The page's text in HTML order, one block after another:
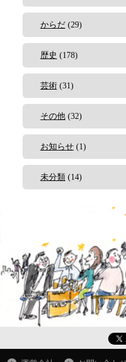
からだ(29)
歴史 (178)
芸術(31)
その他(32)
お知らせ(1)
未分類(14)